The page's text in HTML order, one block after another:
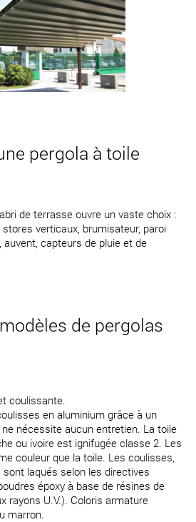
pergola à toile
de terrasse ouvre un vaste choix :
verticaux, brumisateur, paroi
capteurs de pluie et de
de pergolas
coulissante.
en aluminium grâce à un
nécessite aucun entretien. La toile
ou ivoire est ignifugée classe 2. Les
couleur que la toile. Les coulisses,
laqués selon les directives
époxy à base de résines de
rayons U.V.). Coloris armature
marron.